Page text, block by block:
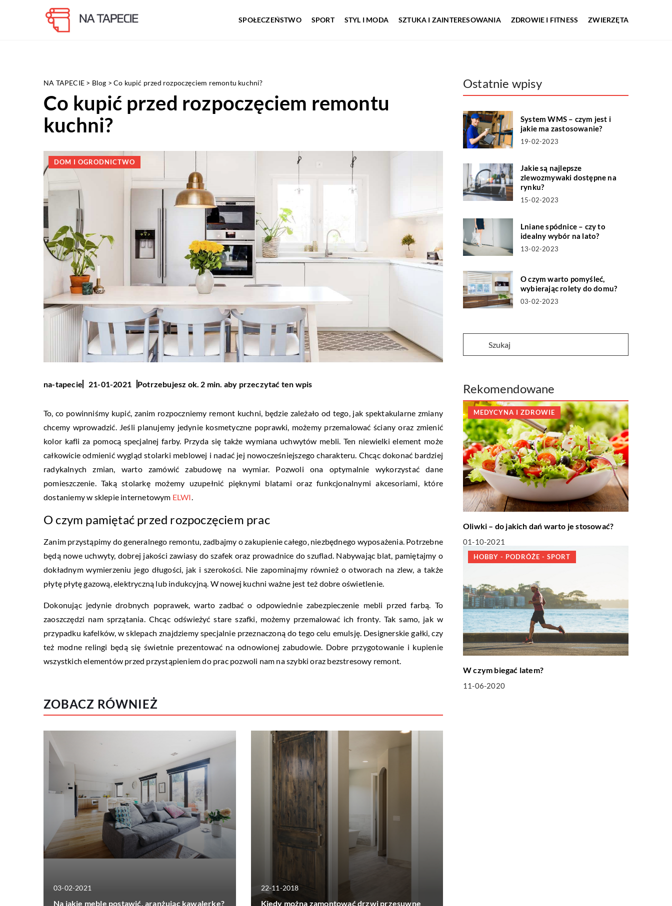
SPOŁECZEŃSTWO SPORT STYL I MODA SZTUKA I ZAINTERESOWANIA ZDROWIE I FITNESS ZWIERZĘTA
NA TAPECIE > Blog >Co kupić przed rozpoczęciem remontu kuchni?
Co kupić przed rozpoczęciem remontu
kuchni?
DOM I OGRODNICTWO
na-tapecie 21-01-2021 Potrzebujesz ok. 2 min. aby przeczytać ten wpis
To, co powinniśmy kupić, zanim rozpoczniemy remont kuchni, będzie zależało od tego, jak spektakularne zmiany
chcemy wprowadzić. Jeśli planujemy jedynie kosmetyczne poprawki, możemy przemalować ściany oraz zmienić
kolor kafli za pomocą specjalnej farby. Przyda się także wymiana uchwytów mebli. Ten niewielki element może
całkowicie odmienić wygląd stolarki meblowej i nadać jej nowocześniejszego charakteru. Chcąc dokonać bardziej
radykalnych zmian, warto zamówić zabudowę na wymiar. Pozwoli ona optymalnie wykorzystać dane
pomieszczenie. Taką stolarkę możemy uzupełnić pięknymi blatami oraz funkcjonalnymi akcesoriami, które
dostaniemy w sklepie internetowym ELWI
O czym pamiętać przed rozpoczęciem prac
Zanim przystąpimy do generalnego remontu, zadbajmy o zakupienie całego, niezbędnego wyposażenia. Potrzebne
będą nowe uchwyty, dobrej jakości zawiasy do szafek oraz prowadnice do szuflad. Nabywając blat, pamiętajmy o
dokładnym wymierzeniu jego długości, jak i szerokości. Nie zapominajmy również o otworach na zlew, a także
płytę płytę gazową, elektryczną lub indukcyjną. W nowej kuchni ważne jest też dobre oświetlenie.
Dokonując jedynie drobnych poprawek, warto zadbać o odpowiednie zabezpieczenie mebli przed farbą. To
zaoszczędzi nam sprzątania. Chcąc odświeżyć stare szafki, możemy przemalować ich fronty. Tak samo, jak w
przypadku kafelków, w sklepach znajdziemy specjalnie przeznaczoną do tego celu emulsję. Designerskie gałki, czy
też modne relingi będą się świetnie prezentować na odnowionej zabudowie. Dobre przygotowanie i kupienie
wszystkich elementów przed przystąpieniem do prac pozwoli nam na szybki oraz bezstresowy remont.
ZOBACZ RÓWNIEŻ
03-02-2021
Na jakie meble postawić, aranżując kawalerkę?
22-11-2018
Kiedy można zamontować drzwi przesuwne
Ostatnie wpisy
System WMS – czym jest i
jakie ma zastosowanie?
19-02-2023
Jakie są najlepsze
zlewozmywaki dostępne na
rynku?
15-02-2023
Lniane spódnice – czy to
idealny wybór na lato?
13-02-2023
O czym warto pomyśleć,
wybierając rolety do domu?
03-02-2023
Rekomendowane
MEDYCYNA I ZDROWIE
Oliwki – do jakich dań warto je stosować?
01-10-2021
HOBBY - PODRÓŻE - SPORT
W czym biegać latem?
11-06-2020